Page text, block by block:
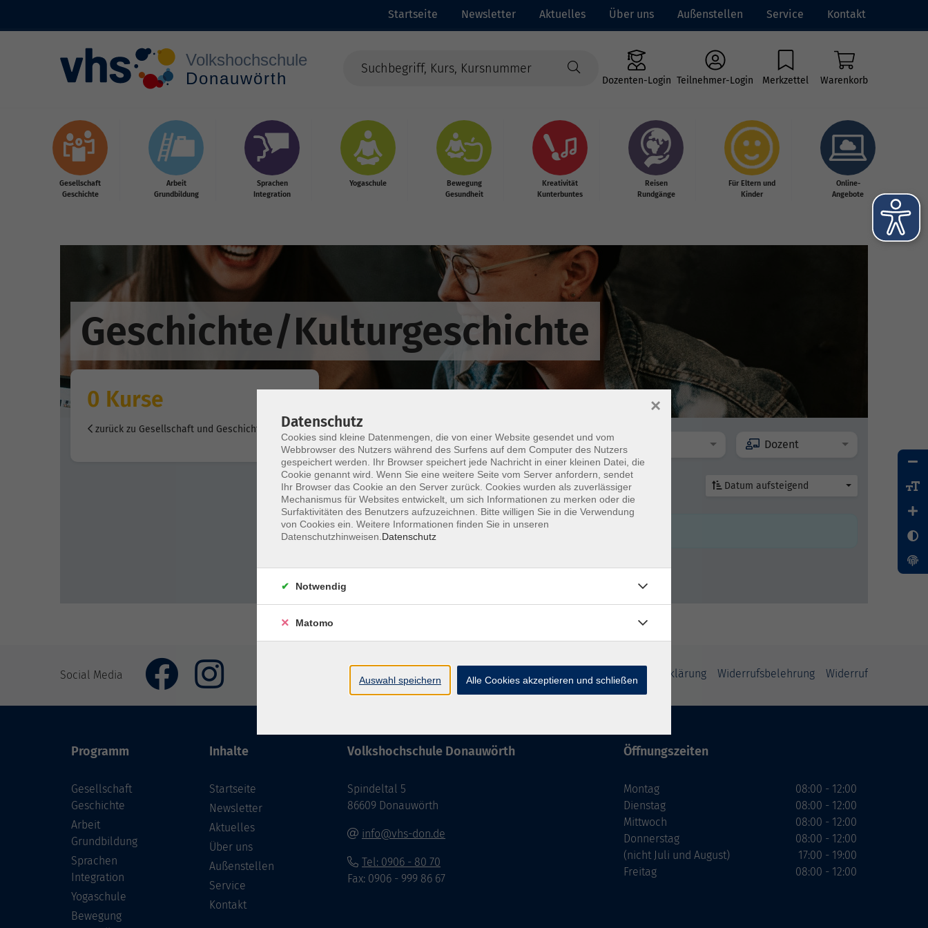
Startseite Newsletter Aktuelles Über uns Außenstellen Service Kontakt
Dozenten-Login Teilnehmer-Login Merkzettel Warenkorb
Gesellschaft
Geschichte
Arbeit
Grundbildung
Sprachen
Integration
Yogaschule
Bewegung
Gesundheit
Kreativität
Kunterbuntes
Reisen
Rundgänge
Für Eltern und
Kinder
Online-
Angebote
Geschichte/Kulturgeschichte
0 Kurse
zurück zu Gesellschaft und Geschichte
Wochentage Tageszeit Dozent
nur buchbare nur beginnende Datum aufsteigend
Keine passenden Kurse gefunden.
Social Media Barrierefreiheit Impressum Datenschutzerklärung Widerrufsbelehrung Widerruf
Programm
Gesellschaft
Geschichte
Arbeit
Grundbildung
Sprachen
Integration
Yogaschule
Bewegung
Inhalte
Startseite
Newsletter
Aktuelles
Über uns
Außenstellen
Service
Kontakt
Volkshochschule Donauwörth
Spindeltal 5
86609 Donauwörth
info@vhs-don.de
Tel: 0906 - 80 70
Fax: 0906 - 999 86 67
Öffnungszeiten
Montag
Dienstag
Mittwoch
Donnerstag
(nicht Juli und August)
Freitag
08:00 - 12:00
08:00 - 12:00
08:00 - 12:00
08:00 - 12:00
17:00 - 19:00
08:00 - 12:00
Datenschutz
Cookies sind kleine Datenmengen, die von einer Website gesendet und vom
Webbrowser des Nutzers während des Surfens auf dem Computer des Nutzers
gespeichert werden. Ihr Browser speichert jede Nachricht in einer kleinen Datei, die
Cookie genannt wird. Wenn Sie eine weitere Seite vom Server anfordern, sendet
Ihr Browser das Cookie an den Server zurück. Cookies wurden als zuverlässiger
Mechanismus für Websites entwickelt, um sich Informationen zu merken oder die
Surfaktivitäten des Benutzers aufzuzeichnen. Bitte willigen Sie in die Verwendung
von Cookies ein. Weitere Informationen finden Sie in unseren
Datenschutzhinweisen. Datenschutz
×
Notwendig
Matomo
Auswahl speichern Alle Cookies akzeptieren und schließen